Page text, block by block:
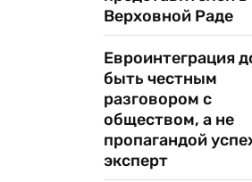
Верховной Раде
Евроинтеграция
быть честным
разговором с
обществом, а не
пропагандой
эксперт